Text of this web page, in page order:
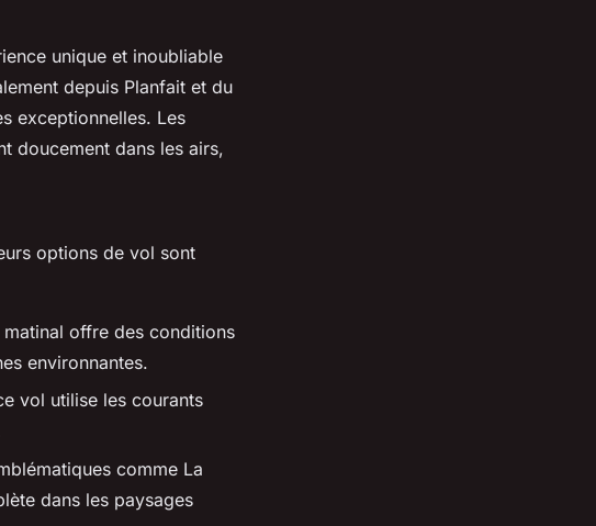
unique et inoubliable
depuis Planfait et du
exceptionnelles. Les
doucement dans les airs,
options de vol sont
offre des conditions
environnantes.
vol utilise les courants
comme La
dans les paysages